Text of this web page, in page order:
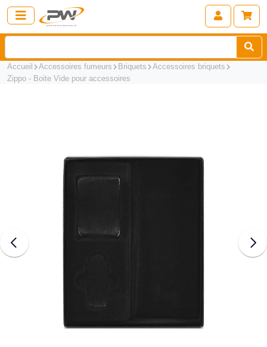
Accueil Accessoires fumeurs Briquets
Accessoires briquets
Zippo - Boite Vide pour accessoires